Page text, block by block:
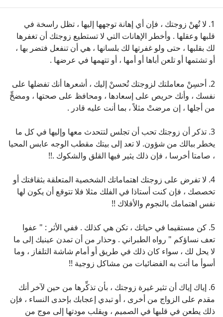
1. لا تُهنْ زوجتك ، فإن أي إهانة توجهها إليها ، تظل راسخة في
قلبها وعقلها . وأخطر الإهانات التي لا تستطيع زوجتك أن تغفرها
لك بقلبها ، حتى ولو غفرتها لك بلسانها ، هي أن تنفعل فتضر بها ،
أو تشتمها أو تلعن أباها أو أمها ، أو تتهمها في عرضها .
2. أحسِنْ معاملتك لزوجتك تُحسنْ إليك ، أشعرها أنك تفضلها على
نفسك ، وأنك حريص على إسعادها ، ومحافظ على صحتها ، ومضحٍّ
من أجلها ، إن مرضتْ مثلاً ، بما أنت عليه قادر .
3. تذكر أن زوجتك تحب أن تجلس لتتحدث معها وإليها في كل ما
يخطر ببالك من شؤون. لا تعد إلى بيتك مقطب الوجه عابس المحيا
، صامتا أخرسا ، فإن ذلك يثير فيها القلق والشكوك .!!
4. لا تفرض على زوجتك اهتماماتك الشخصية المتعلقة بثقافتك أو
تخصصك ، فإن كنت أستاذا في الفلك مثلا فلا تتوقع أن يكون لها
نفس اهتمامك بالنجوم والأفلاك !!
5. كن مستقيما في حياتك ، تكن هي كذلك . ففي الأثر : " عفوا
تعف نساؤكم " رواه الطبراني . وحذار من أن تمدن عينيك إلى ما
لا يحل لك ، سواء كان ذلك في طريق أو أمام شاشة التلفاز ، وما
أسوأ ما أتت به الفضائيات من مشاكل زوجية !!
6. إياك إياك أن تثير غيرة زوجتك ، بأن تذكِّرها من حين لآخر أنك
مقدم على الزواج من أخرى ، أو تبدي إعجابك بإحدى النساء ، فإن
ذلك يطعن في قلبها في الصميم ، ويقلب مودتها إلى موج من